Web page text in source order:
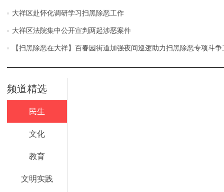
大祥区赴怀化调研学习扫黑除恶工作
大祥区法院集中公开宣判两起涉恶案件
【扫黑除恶在大祥】百春园街道加强夜间巡逻助力扫黑除恶专项斗争
频道精选
民生
文化
教育
文明实践